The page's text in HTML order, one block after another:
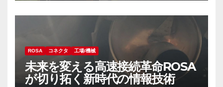
ROSA コネクタ 工場/機械
未来を変える高速接続革命ROSA
が切り拓く新時代の情報技術